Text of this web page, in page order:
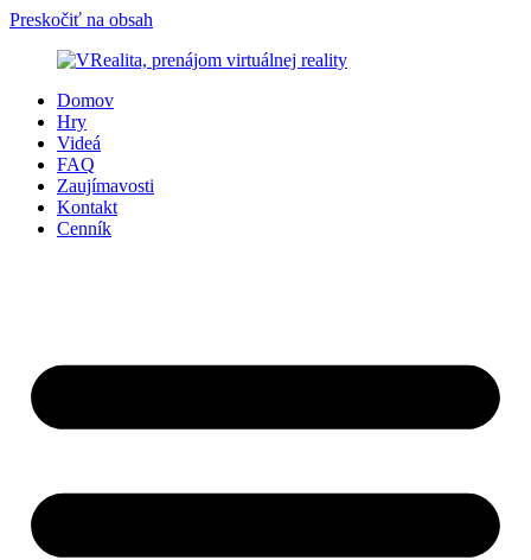
Preskočiť na obsah
Domov
Hry
Videá
FAQ
Zaujímavosti
Kontakt
Cenník